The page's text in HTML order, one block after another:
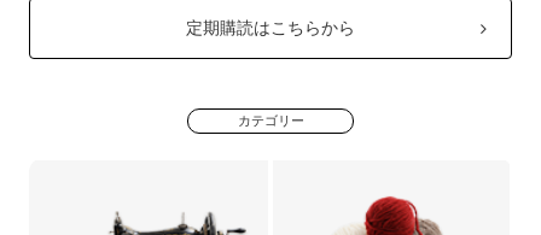
定期購読はこちらから
カテゴリー